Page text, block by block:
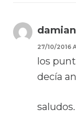
damian
27/10/2016
los
decía
saludos.